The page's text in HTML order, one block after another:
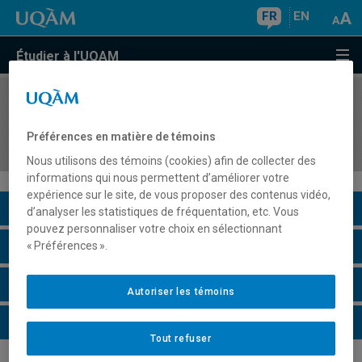
FR EN
Étudier à l'UQAM
COURS//
chorégraphique
Description du cours
Horaire - Été 2026
Horaire - Automne 2026
Horaire - Hiver 2027
Préférences en matière de témoins
Nous utilisons des témoins (cookies) afin de collecter des
informations qui nous permettent d’améliorer votre
expérience sur le site, de vous proposer des contenus vidéo,
d’analyser les statistiques de fréquentation, etc. Vous
pouvez personnaliser votre choix en sélectionnant
« Préférences ».
Tout refuser
Autoriser les témoins